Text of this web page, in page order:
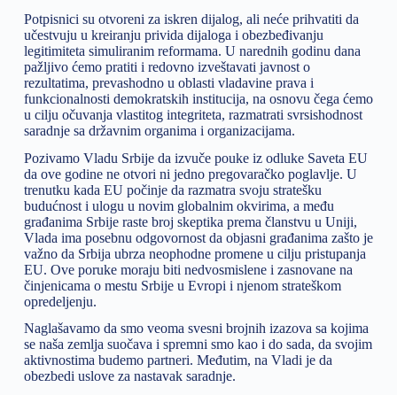
Potpisnici su otvoreni za iskren dijalog, ali neće prihvatiti da
učestvuju u kreiranju privida dijaloga i obezbeđivanju
legitimiteta simuliranim reformama. U narednih godinu dana
pažljivo ćemo pratiti i redovno izveštavati javnost o
rezultatima, prevashodno u oblasti vladavine prava i
funkcionalnosti demokratskih institucija, na osnovu čega ćemo
u cilju očuvanja vlastitog integriteta, razmatrati svrsishodnost
saradnje sa državnim organima i organizacijama.
Pozivamo Vladu Srbije da izvuče pouke iz odluke Saveta EU
da ove godine ne otvori ni jedno pregovaračko poglavlje. U
trenutku kada EU počinje da razmatra svoju stratešku
budućnost i ulogu u novim globalnim okvirima, a među
građanima Srbije raste broj skeptika prema članstvu u Uniji,
Vlada ima posebnu odgovornost da objasni građanima zašto je
važno da Srbija ubrza neophodne promene u cilju pristupanja
EU. Ove poruke moraju biti nedvosmislene i zasnovane na
činjenicama o mestu Srbije u Evropi i njenom strateškom
opredeljenju.
Naglašavamo da smo veoma svesni brojnih izazova sa kojima
se naša zemlja suočava i spremni smo kao i do sada, da svojim
aktivnostima budemo partneri. Međutim, na Vladi je da
obezbedi uslove za nastavak saradnje.